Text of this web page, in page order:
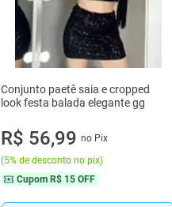
Conjunto paetê saia e cropped
look festa balada elegante gg
R$ 56,99 no Pix
(5% de desconto no pix)
Cupom R$ 15 OFF